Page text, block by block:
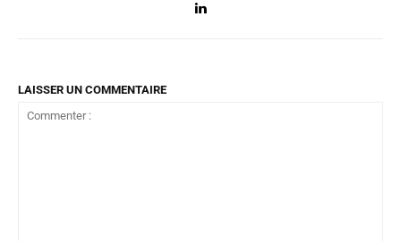
LAISSER UN COMMENTAIRE